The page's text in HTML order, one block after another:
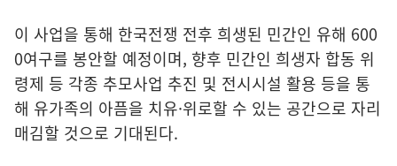
이 사업을 통해 한국전쟁 전후 희생된 민간인 유해 600
0여구를 봉안할 예정이며, 향후 민간인 희생자 합동 위
령제 등 각종 추모사업 추진 및 전시시설 활용 등을 통
해 유가족의 아픔을 치유·위로할 수 있는 공간으로 자리
매김할 것으로 기대된다.